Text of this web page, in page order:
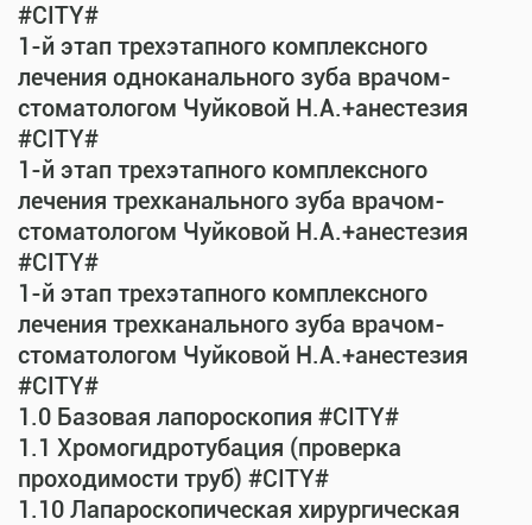
#CITY#
1-й этап трехэтапного комплексного
лечения одноканального зуба врачом-
стоматологом Чуйковой Н.А.+анестезия
#CITY#
1-й этап трехэтапного комплексного
лечения трехканального зуба врачом-
стоматологом Чуйковой Н.А.+анестезия
#CITY#
1-й этап трехэтапного комплексного
лечения трехканального зуба врачом-
стоматологом Чуйковой Н.А.+анестезия
#CITY#
1.0 Базовая лапороскопия #CITY#
1.1 Хромогидротубация (проверка
проходимости труб) #CITY#
1.10 Лапароскопическая хирургическая